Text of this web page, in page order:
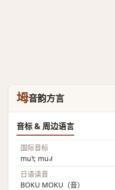
坶音韵方言
音标 & 周边语言
国际音标
mu˥˧; mu˨˩˦
日语读音
BOKU MOKU（音）